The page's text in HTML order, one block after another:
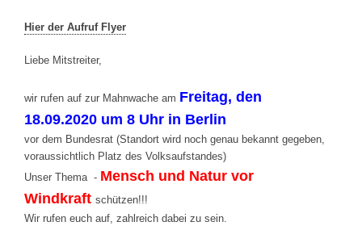
Hier der Aufruf Flyer
Liebe Mitstreiter,
wir rufen auf zur Mahnwache am Freitag, den
18.09.2020 um 8 Uhr in Berlin
vor dem Bundesrat (Standort wird noch genau bekannt gegeben,
voraussichtlich Platz des Volksaufstandes)
Unser Thema - Mensch und Natur vor
Windkraft schützen!!!
Wir rufen euch auf, zahlreich dabei zu sein.